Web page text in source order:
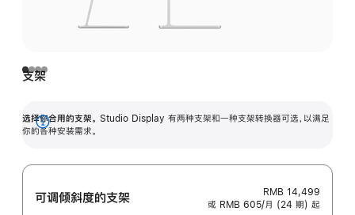
支架
选择你合用的支架。 Studio Display 有两种支架和一种支架转换器可选，以满足
你的各种安装需求。
展
可调倾斜度的支架
RMB 14,499
或 RMB 605/月 (24 期) 起